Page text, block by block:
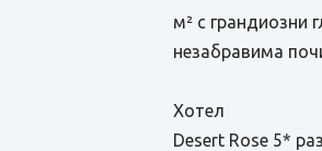
м² с грандиозни
незабравима
Хотел
Desert Rose 5*